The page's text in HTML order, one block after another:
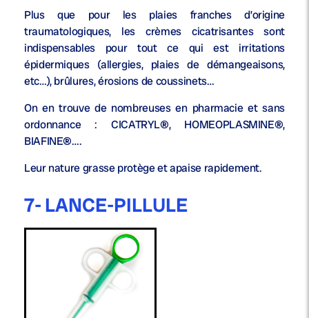
Plus que pour les plaies franches d’origine
traumatologiques, les crèmes cicatrisantes sont
indispensables pour tout ce qui est irritations
épidermiques (allergies, plaies de démangeaisons,
etc…), brûlures, érosions de coussinets…
On en trouve de nombreuses en pharmacie et sans
ordonnance : CICATRYL®, HOMEOPLASMINE®,
BIAFINE®….
Leur nature grasse protège et apaise rapidement.
7- LANCE-PILLULE